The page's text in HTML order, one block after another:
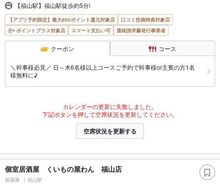
【福山駅】福山駅徒歩約5分!
【アプリ予約限定】最大800ポイント還元対象店
口コミ投稿特典対象店
ポイントプラス対象店
スマート支払い可 適格請求書発行事業者
クーポン コース
＼幹事様必見／ 日～木6名様以上コースご予約で幹事様or主賓の方1名
様無料に♪
カレンダーの更新に失敗しました。
下記ボタンを押して空席状況を更新してください。
空席状況を更新する
個室居酒屋 くいもの屋わん 福山店
居酒屋 福山駅